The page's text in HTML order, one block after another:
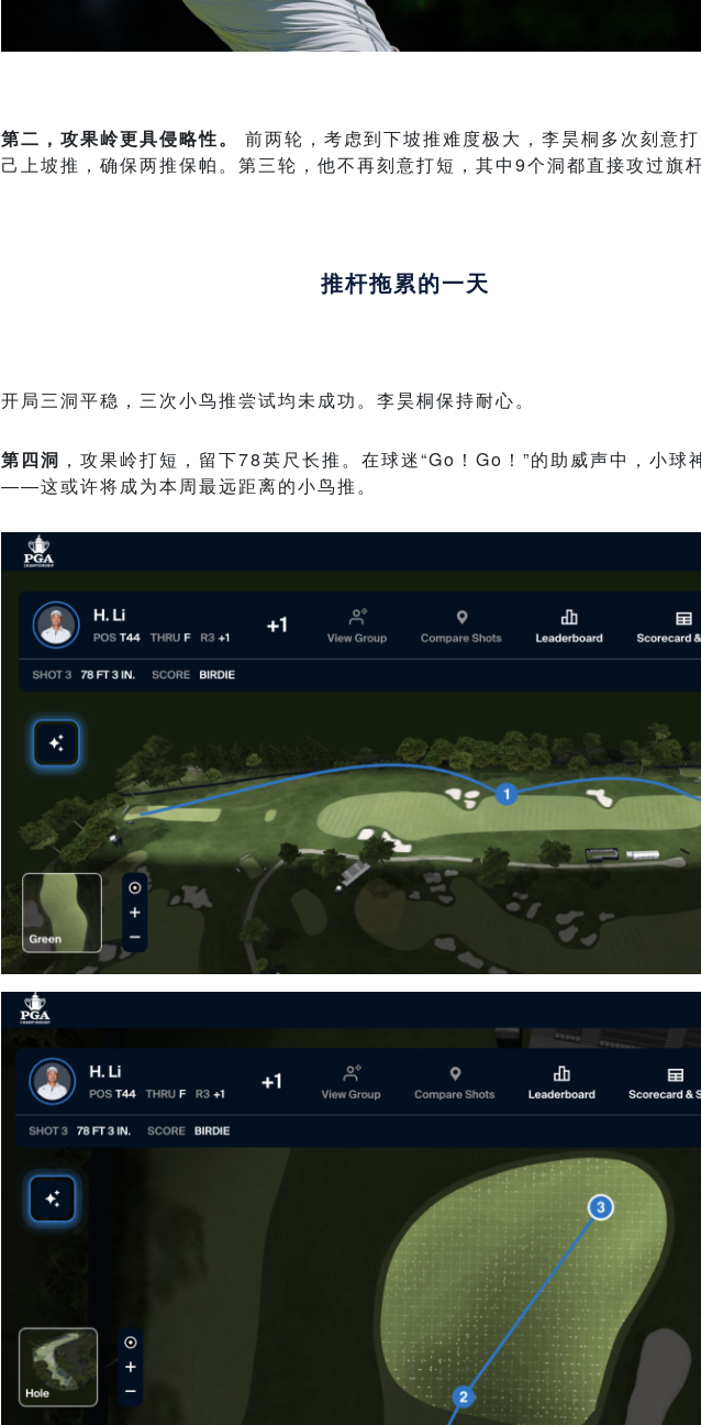
第二，攻果岭更具侵略性。
前两轮，考虑到下坡推难度极大，李昊桐多次刻意
己上坡推，确保两推保帕。第三轮，他不再刻意打短，其中9个洞都直接攻过旗杆
推杆拖累的一天
开局三洞平稳，三次小鸟推尝试均未成功。李昊桐保持耐心。
第四洞 ，攻果岭打短，留下78英尺长推。在球迷“Go！Go！”的助威声中，小球
——这或许将成为本周最远距离的小鸟推。